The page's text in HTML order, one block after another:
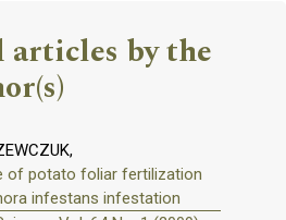
articles by the
of potato foliar fertilization
infestans infestation